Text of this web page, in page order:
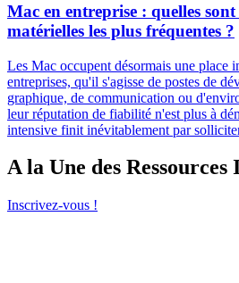
Mac en entreprise : quelles sont
matérielles les plus fréquentes ?
Les Mac occupent désormais une place
entreprises, qu'il s'agisse de postes de
graphique, de communication ou
leur réputation de fiabilité n'est plus à
intensive finit inévitablement par
A la Une des Ressources
Inscrivez-vous !